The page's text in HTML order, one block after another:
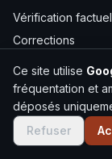
Vérification
Corrections
Archives
Plan du site
Flux RSS
Ce site utilise
fréquentation et
déposés
Refuser